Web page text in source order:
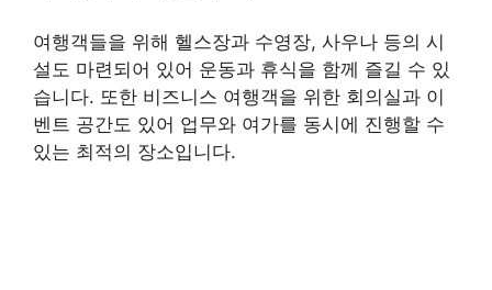
여행객들을 위해 헬스장과 수영장, 사우나 등의 시
설도 마련되어 있어 운동과 휴식을 함께 즐길 수 있
습니다. 또한 비즈니스 여행객을 위한 회의실과 이
벤트 공간도 있어 업무와 여가를 동시에 진행할 수
있는 최적의 장소입니다.